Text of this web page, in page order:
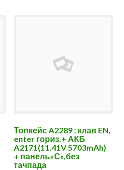
Топкейс A2289 : клав EN,
enter гориз.+ АКБ
A2171(11.41V 5703mAh)
+ панель»С»,без
тачпада